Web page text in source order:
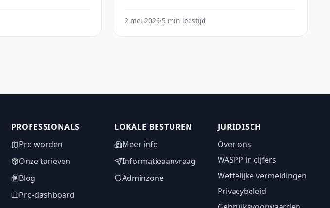
2 mei 2026·5 min leestijd
PROFESSIONALS
Pro worden
Onze tarieven
Blog
Pro-dashboard
LOKALE BESTUREN
Meer info
Informatieaanvraag
Adminzone
JURIDISCH
Over ons
WASPP in cijfers
Wettelijke vermeldingen
Privacybeleid